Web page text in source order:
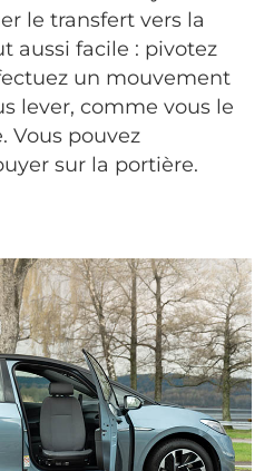
le transfert vers la
aussi facile : pivotez
un mouvement
lever, comme vous le
Vous pouvez
sur la portière.